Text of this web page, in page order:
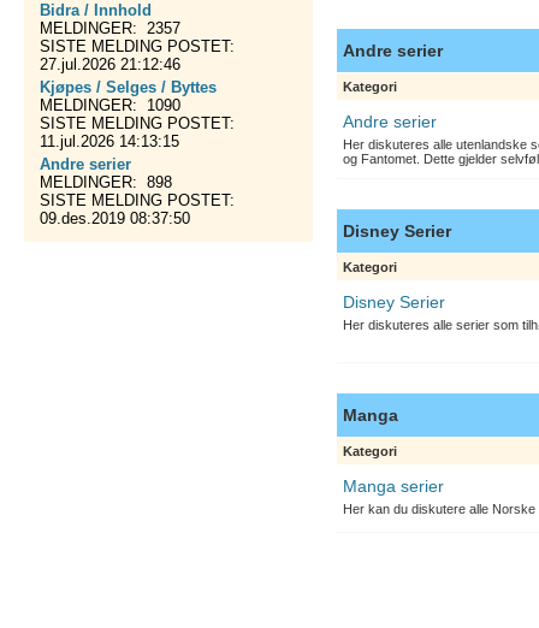
Bidra / Innhold
MELDINGER: 2357
SISTE MELDING POSTET:
27.jul.2026 21:12:46
Kjøpes / Selges / Byttes
MELDINGER: 1090
SISTE MELDING POSTET:
11.jul.2026 14:13:15
Andre serier
MELDINGER: 898
SISTE MELDING POSTET:
09.des.2019 08:37:50
Andre serier
Kategori
Andre serier
Her diskuteres alle utenlandske
og Fantomet. Dette gjelder
Disney Serier
Kategori
Disney Serier
Her diskuteres alle serier som
Manga
Kategori
Manga serier
Her kan du diskutere alle Norske